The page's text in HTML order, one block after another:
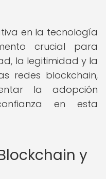
en la tecnología
crucial para
la legitimidad y la
redes blockchain,
la adopción
en esta
y